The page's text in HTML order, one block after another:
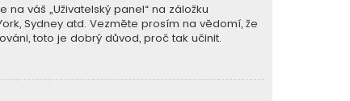
váš „Uživatelský panel“ na záložku
Sydney atd. Vezměte prosím na vědomí, že
toto je dobrý důvod, proč tak učinit.